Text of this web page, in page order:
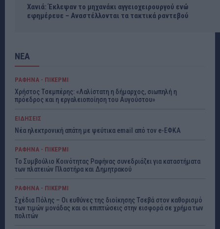
Χανιά: Έκλεψαν το μηχανάκι αγγειοχειρουργού ενώ
εφημέρευε – Αναστέλλονται τα τακτικά ραντεβού
ΝΕΑ
ΡΑΦΗΝΑ - ΠΙΚΕΡΜΙ
Χρήστος Τσεμπέρης: «Λαλίστατη η δήμαρχος, σιωπηλή η
πρόεδρος και η εργαλειοποίηση του Αυγούστου»
ΕΙΔΗΣΕΙΣ
Νέα ηλεκτρονική απάτη με ψεύτικα email από τον e-ΕΦΚΑ
ΡΑΦΗΝΑ - ΠΙΚΕΡΜΙ
Το Συμβούλιο Κοινότητας Ραφήνας συνεδριάζει για καταστήματα
των πλατειών Πλαστήρα και Δημητρακού
ΡΑΦΗΝΑ - ΠΙΚΕΡΜΙ
Σχέδια Πόλης – Οι ευθύνες της διοίκησης Τσεβά στον καθορισμό
των τιμών μονάδας και οι επιπτώσεις στην εισφορά σε χρήμα των
πολιτών